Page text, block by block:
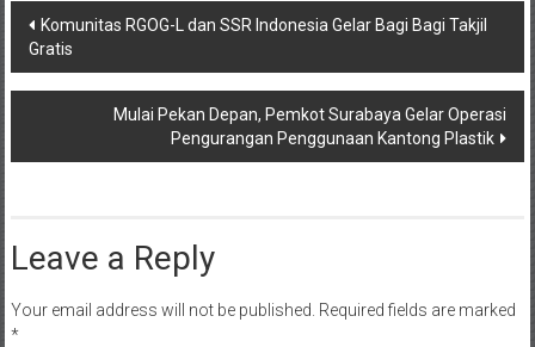
Post
navigation
Komunitas RGOG-L dan SSR Indonesia Gelar Bagi Bagi Takjil
Gratis
Mulai Pekan Depan, Pemkot Surabaya Gelar Operasi
Pengurangan Penggunaan Kantong Plastik
Leave a Reply
Your email address will not be published. Required fields are marked
*